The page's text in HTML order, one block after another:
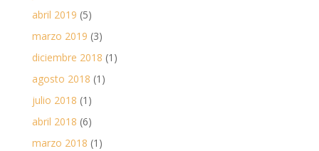
abril 2019 (5)
marzo 2019 (3)
diciembre 2018 (1)
agosto 2018 (1)
julio 2018 (1)
abril 2018 (6)
marzo 2018 (1)